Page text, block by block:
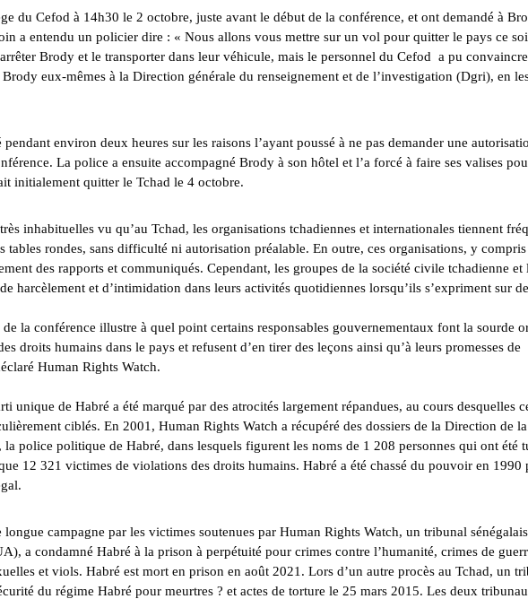
du Cefod à 14h30 le 2 octobre, juste avant le début de la conférence, et ont demandé à
a entendu un policier dire : « Nous allons vous mettre sur un vol pour quitter le pays ce
Brody et le transporter dans leur véhicule, mais le personnel du Cefod a pu
eux-mêmes à la Direction générale du renseignement et de l’investigation (Dgri), en
environ deux heures sur les raisons l’ayant poussé à ne pas demander une
La police a ensuite accompagné Brody à son hôtel et l’a forcé à faire ses valises
initialement quitter le Tchad le 4 octobre.
inhabituelles vu qu’au Tchad, les organisations tchadiennes et internationales tiennent
tables rondes, sans difficulté ni autorisation préalable. En outre, ces organisations, y
des rapports et communiqués. Cependant, les groupes de la société civile tchadienne et
harcèlement et d’intimidation dans leurs activités quotidiennes lorsqu’ils s’expriment sur
la conférence illustre à quel point certains responsables gouvernementaux font la sourde
droits humains dans le pays et refusent d’en tirer des leçons ainsi qu’à leurs promesses de
Human Rights Watch.
unique de Habré a été marqué par des atrocités largement répandues, au cours desquelles
ciblés. En 2001, Human Rights Watch a récupéré des dossiers de la Direction de la
police politique de Habré, dans lesquels figurent les noms de 1 208 personnes qui ont été
12 321 victimes de violations des droits humains. Habré a été chassé du pouvoir en 1990
longue campagne par les victimes soutenues par Human Rights Watch, un tribunal
a condamné Habré à la prison à perpétuité pour crimes contre l’humanité, crimes de
et viols. Habré est mort en prison en août 2021. Lors d’un autre procès au Tchad, un
du régime Habré pour meurtres ? et actes de torture le 25 mars 2015. Les deux